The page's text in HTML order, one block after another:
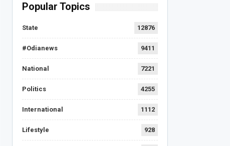
Popular Topics
State 12876
#Odianews 9411
National 7221
Politics 4255
International 1112
Lifestyle 928